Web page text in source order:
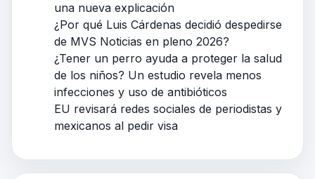
una nueva explicación
¿Por qué Luis Cárdenas decidió despedirse
de MVS Noticias en pleno 2026?
¿Tener un perro ayuda a proteger la salud
de los niños? Un estudio revela menos
infecciones y uso de antibióticos
EU revisará redes sociales de periodistas y
mexicanos al pedir visa